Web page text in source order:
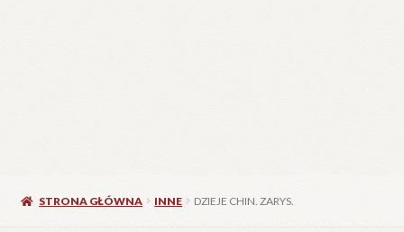
STRONA GŁÓWNA INNE DZIEJE CHIN. ZARYS.